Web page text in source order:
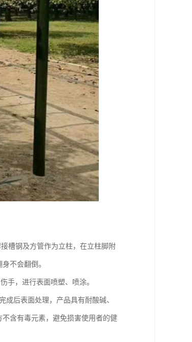
槽钢及方管作为立柱，在立柱脚附
不会翻倒。
手，进行表面喷塑、喷涂。
后表面处理，产品具有耐酸碱、
含有毒元素，避免损害使用者的健